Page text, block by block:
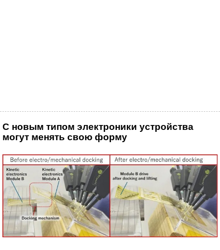
С новым типом электроники устройства
могут менять свою форму